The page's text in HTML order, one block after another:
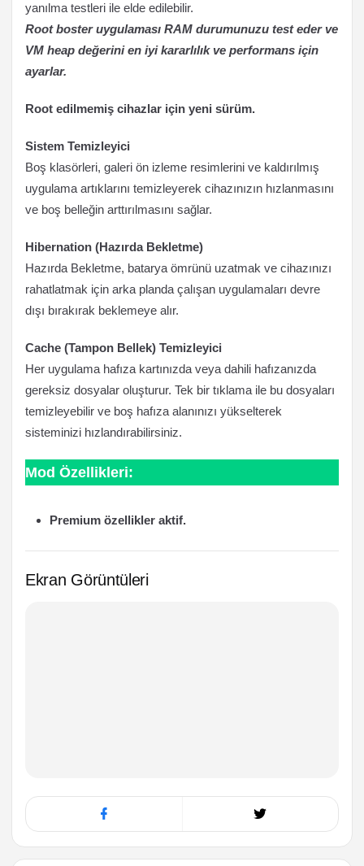
yanılma testleri ile elde edilebilir.
Root boster uygulaması RAM durumunuzu test eder ve
VM heap değerini en iyi kararlılık ve performans için
ayarlar.
Root edilmemiş cihazlar için yeni sürüm.
Sistem Temizleyici
Boş klasörleri, galeri ön izleme resimlerini ve kaldırılmış
uygulama artıklarını temizleyerek cihazınızın hızlanmasını
ve boş belleğin arttırılmasını sağlar.
Hibernation (Hazırda Bekletme)
Hazırda Bekletme, batarya ömrünü uzatmak ve cihazınızı
rahatlatmak için arka planda çalışan uygulamaları devre
dışı bırakırak beklemeye alır.
Cache (Tampon Bellek) Temizleyici
Her uygulama hafıza kartınızda veya dahili hafızanızda
gereksiz dosyalar oluşturur. Tek bir tıklama ile bu dosyaları
temizleyebilir ve boş hafıza alanınızı yükselterek
sisteminizi hızlandırabilirsiniz.
Mod Özellikleri:
Premium özellikler aktif.
Ekran Görüntüleri